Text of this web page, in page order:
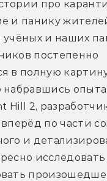
про
и панику
учёных и наших
постепенно
в полную
набравшись
Hill 2,
по части
и